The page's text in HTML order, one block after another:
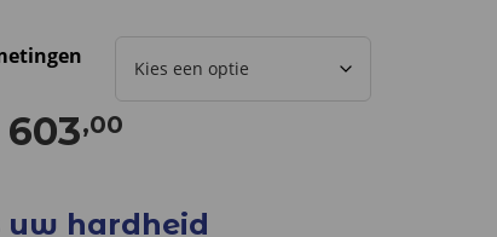
603,00
uw hardheid